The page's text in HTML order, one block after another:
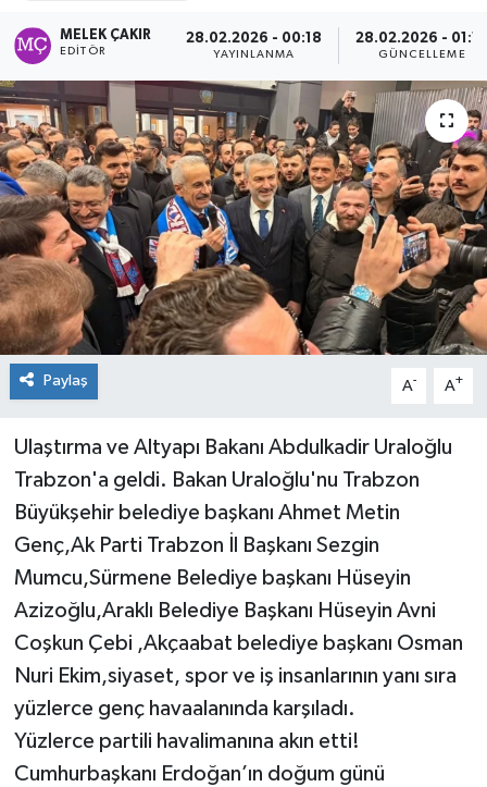
MELEK ÇAKIR
EDITÖR
28.02.2026 - 00:18
YAYINLANMA
28.02.2026 -
GÜNCELLEME
Paylaş A- A+
Ulaştırma ve Altyapı Bakanı Abdulkadir Uraloğlu
Trabzon'a geldi. Bakan Uraloğlu'nu Trabzon
Büyükşehir belediye başkanı Ahmet Metin
Genç,Ak Parti Trabzon İl Başkanı Sezgin
Mumcu,Sürmene Belediye başkanı Hüseyin
Azizoğlu,Araklı Belediye Başkanı Hüseyin Avni
Coşkun Çebi ,Akçaabat belediye başkanı Osman
Nuri Ekim,siyaset, spor ve iş insanlarının yanı sıra
yüzlerce genç havaalanında karşıladı.
Yüzlerce partili havalimanına akın etti!
Cumhurbaşkanı Erdoğan’ın doğum günü